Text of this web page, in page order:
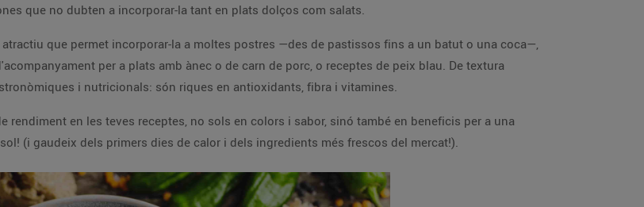
que no dubten a incorporar-la tant en plats dolços com salats.
que permet incorporar-la a moltes postres —des de pastissos fins a un batut o una coca—,
per a plats amb ànec o de carn de porc, o receptes de peix blau. De textura
i nutricionals: són riques en antioxidants, fibra i vitamines.
rendiment en les teves receptes, no sols en colors i sabor, sinó també en beneficis per a una
(i gaudeix dels primers dies de calor i dels ingredients més frescos del mercat!).